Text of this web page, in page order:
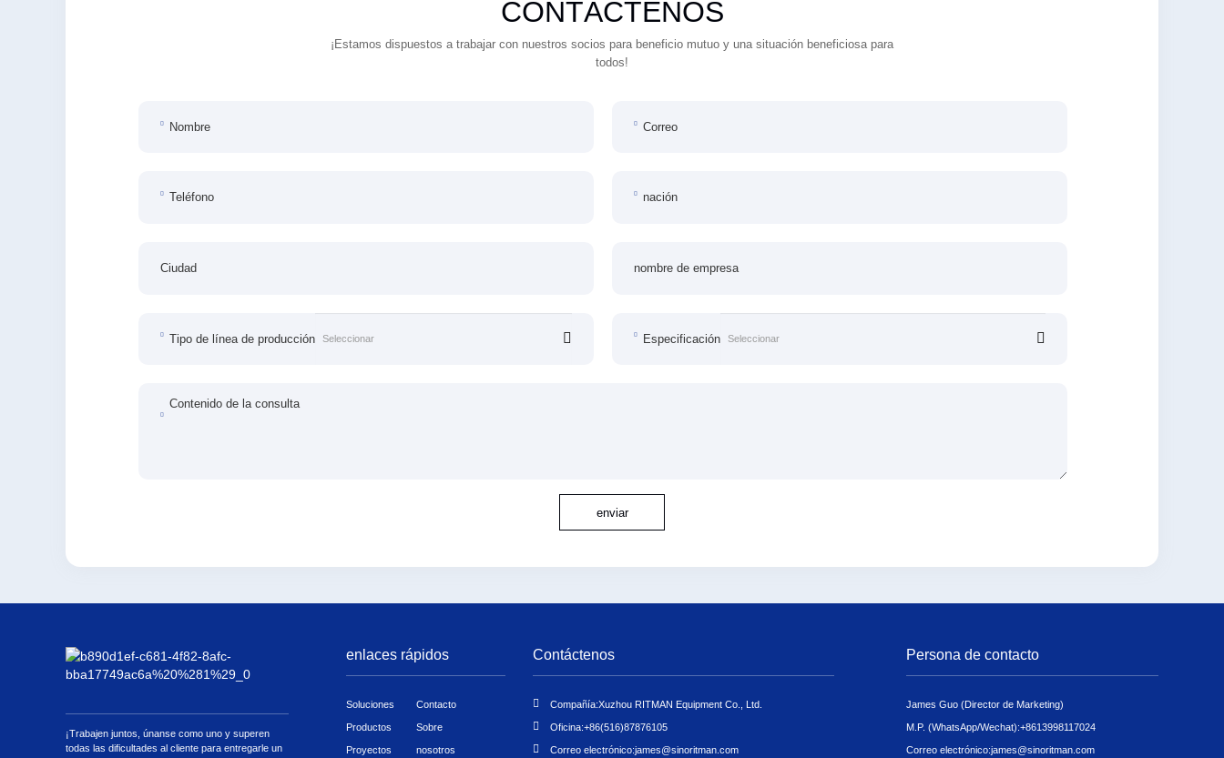
CONTÁCTENOS
¡Estamos dispuestos a trabajar con nuestros socios para beneficio mutuo y una situación beneficiosa para
todos!
Nombre Correo
Teléfono nación
Ciudad nombre de empresa
Tipo de línea de producción Especificación
Contenido de la consulta
enviar
¡Trabajen juntos, únanse como uno y superen
todas las dificultades al cliente para entregarle un
enlaces rápidos
Soluciones
Productos
Proyectos
Contacto
Sobre
nosotros
Contáctenos
Compañía:Xuzhou RITMAN Equipment Co., Ltd.
Oficina:+86(516)87876105
Correo electrónico:james@sinoritman.com
Persona de contacto
James Guo (Director de Marketing)
M.P. (WhatsApp/Wechat):+8613998117024
Correo electrónico:james@sinoritman.com